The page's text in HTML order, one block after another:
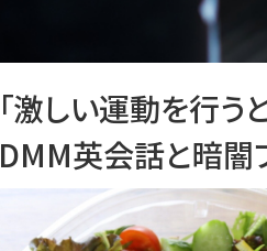
「激しい運動を行う
DMM英会話と暗闇